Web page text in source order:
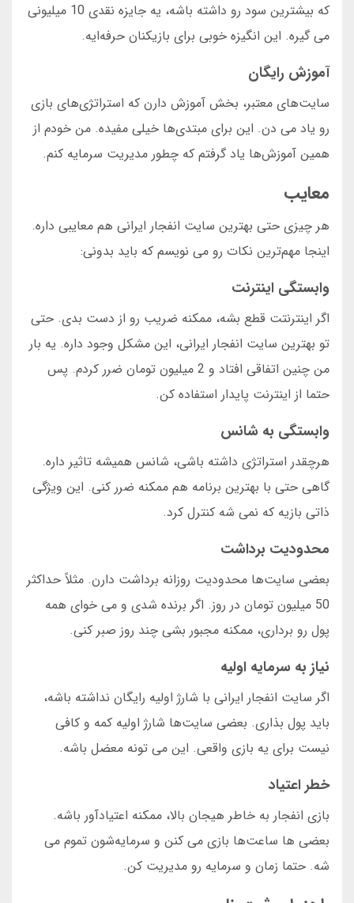
که بیشترین سود رو داشته باشه، یه جایزه نقدی 10 میلیونی
می گیره. این انگیزه خوبی برای بازیکنان حرفه‌ایه.
آموزش رایگان
سایت‌های معتبر، بخش آموزش دارن که استراتژی‌های بازی
رو یاد می دن. این برای مبتدی‌ها خیلی مفیده. من خودم از
همین آموزش‌ها یاد گرفتم که چطور مدیریت سرمایه کنم.
معایب
هر چیزی حتی بهترین سایت انفجار ایرانی هم معایبی داره.
اینجا مهم‌ترین نکات رو می نویسم که باید بدونی:
وابستگی اینترنت
اگر اینترنتت قطع بشه، ممکنه ضریب رو از دست بدی. حتی
تو بهترین سایت انفجار ایرانی، این مشکل وجود داره. یه بار
من چنین اتفاقی افتاد و 2 میلیون تومان ضرر کردم. پس
حتما از اینترنت پایدار استفاده کن.
وابستگی به شانس
هرچقدر استراتژی داشته باشی، شانس همیشه تاثیر داره.
گاهی حتی با بهترین برنامه هم ممکنه ضرر کنی. این ویژگی
ذاتی بازیه که نمی شه کنترل کرد.
محدودیت برداشت
بعضی سایت‌ها محدودیت روزانه برداشت دارن. مثلاً حداکثر
50 میلیون تومان در روز. اگر برنده شدی و می خوای همه
پول رو برداری، ممکنه مجبور بشی چند روز صبر کنی.
نیاز به سرمایه اولیه
اگر سایت انفجار ایرانی با شارژ اولیه رایگان نداشته باشه،
باید پول بذاری. بعضی سایت‌ها شارژ اولیه کمه و کافی
نیست برای یه بازی واقعی. این می تونه معضل باشه.
خطر اعتیاد
بازی انفجار به خاطر هیجان بالا، ممکنه اعتیادآور باشه.
بعضی ها ساعت‌ها بازی می کنن و سرمایه‌شون تموم می
شه. حتما زمان و سرمایه رو مدیریت کن.